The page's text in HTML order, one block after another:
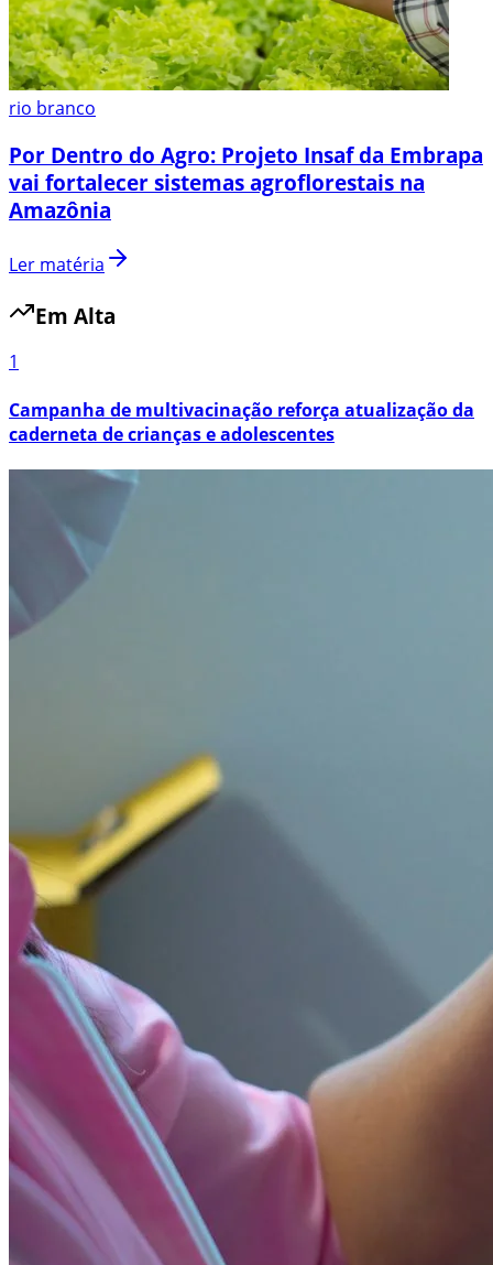
rio branco
Por Dentro do Agro: Projeto Insaf da Embrapa
vai fortalecer sistemas agroflorestais na
Amazônia
Ler matéria
Em Alta
1
Campanha de multivacinação reforça atualização da
caderneta de crianças e adolescentes